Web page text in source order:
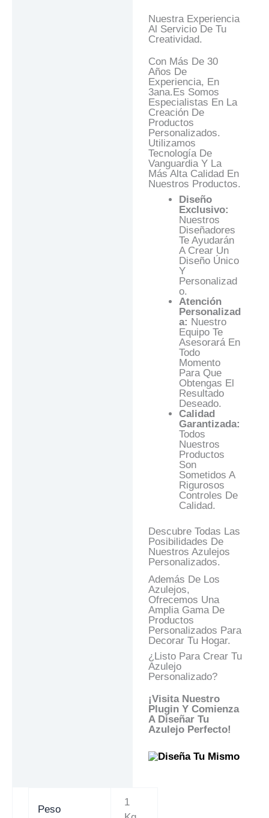
Nuestra Experiencia
Al Servicio De Tu
Creatividad.
Con Más De 30
Años De
Experiencia, En
3ana.es Somos
Especialistas En La
Creación De
Productos
Personalizados.
Utilizamos
Tecnología De
Vanguardia Y La
Más Alta Calidad En
Nuestros Productos.
Diseño
Exclusivo:
Nuestros
Diseñadores
Te Ayudarán
A Crear Un
Diseño Único
Y
Personalizad
O.
Atención
Personalizad
A: Nuestro
Equipo Te
Asesorará En
Todo
Momento
Para Que
Obtengas El
Resultado
Deseado.
Calidad
Garantizada:
Todos
Nuestros
Productos
Son
Sometidos A
Rigurosos
Controles De
Calidad.
Descubre Todas Las
Posibilidades De
Nuestros Azulejos
Personalizados.
Además De Los
Azulejos,
Ofrecemos Una
Amplia Gama De
Productos
Personalizados Para
Decorar Tu Hogar.
¿Listo Para Crear Tu
Azulejo
Personalizado?
¡Visita Nuestro
Plugin Y Comienza
A Diseñar Tu
Azulejo Perfecto!
Peso
1